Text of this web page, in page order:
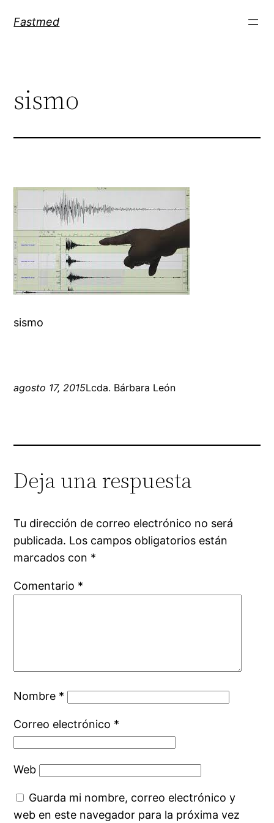
Fastmed
sismo
sismo
agosto 17, 2015Lcda. Bárbara León
Deja una respuesta
Tu dirección de correo electrónico no será
publicada. Los campos obligatorios están
marcados con *
Comentario *
Nombre *
Correo electrónico *
Web
Guarda mi nombre, correo electrónico y
web en este navegador para la próxima vez